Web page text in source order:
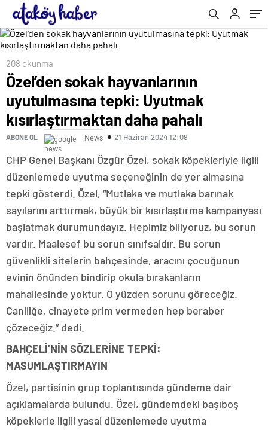
208 okunma
Özel’den sokak hayvanlarının
uyutulmasına tepki: Uyutmak
kısırlaştırmaktan daha pahalı
ABONE OL News 21 Haziran 2024 12:09
CHP Genel Başkanı Özgür Özel, sokak köpekleriyle ilgili
düzenlemede uyutma seçeneğinin de yer almasına
tepki gösterdi. Özel, “Mutlaka ve mutlaka barınak
sayılarını arttırmak, büyük bir kısırlaştırma kampanyası
başlatmak durumundayız. Hepimiz biliyoruz, bu sorun
vardır. Maalesef bu sorun sınıfsaldır. Bu sorun
güvenlikli sitelerin bahçesinde, aracını çocuğunun
evinin önünden bindirip okula bırakanların
mahallesinde yoktur. O yüzden sorunu göreceğiz.
Caniliğe, cinayete prim vermeden hep beraber
çözeceğiz.” dedi.
BAHÇELİ’NİN SÖZLERİNE TEPKİ:
MASUMLAŞTIRMAYIN
Özel, partisinin grup toplantısında gündeme dair
açıklamalarda bulundu. Özel, gündemdeki başıboş
köpeklerle ilgili yasal düzenlemede uyutma